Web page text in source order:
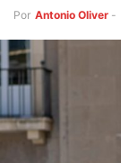
Por Antonio Oliver -